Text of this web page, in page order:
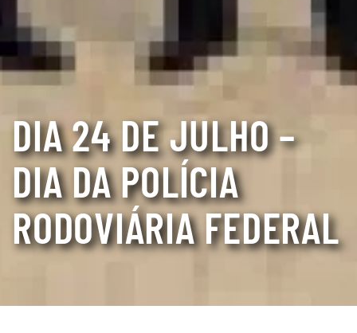
DIA 24 DE JULHO –
DIA DA POLÍCIA
RODOVIÁRIA FEDERAL